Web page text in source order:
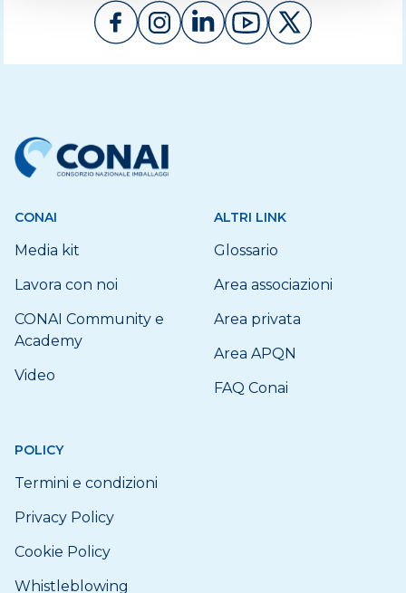
CONAI
Media kit
Lavora con noi
CONAI Community e
Academy
Video
ALTRI LINK
Glossario
Area associazioni
Area privata
Area APQN
FAQ Conai
POLICY
Termini e condizioni
Privacy Policy
Cookie Policy
Whistleblowing